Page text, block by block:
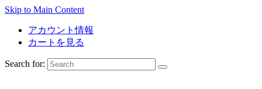
Skip to Main Content
アカウント情報
カートを見る
Search for: